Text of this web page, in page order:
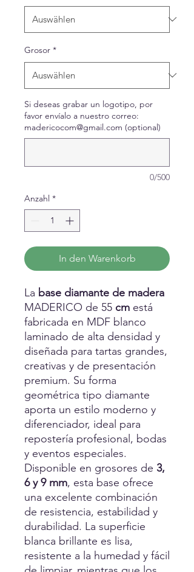
Grosor *
Si deseas grabar un logotipo, por
favor envíalo a nuestro correo:
madericocom@gmail.com (optional)
0/500
Anzahl *
In den Warenkorb
La base diamante de madera
MADERICO de 55 cm está
fabricada en MDF blanco
laminado de alta densidad y
diseñada para tartas grandes,
creativas y de presentación
premium. Su forma
geométrica tipo diamante
aporta un estilo moderno y
diferenciador, ideal para
repostería profesional, bodas
y eventos especiales.
Disponible en grosores de 3,
6 y 9 mm, esta base ofrece
una excelente combinación
de resistencia, estabilidad y
durabilidad. La superficie
blanca brillante es lisa,
resistente a la humedad y fácil